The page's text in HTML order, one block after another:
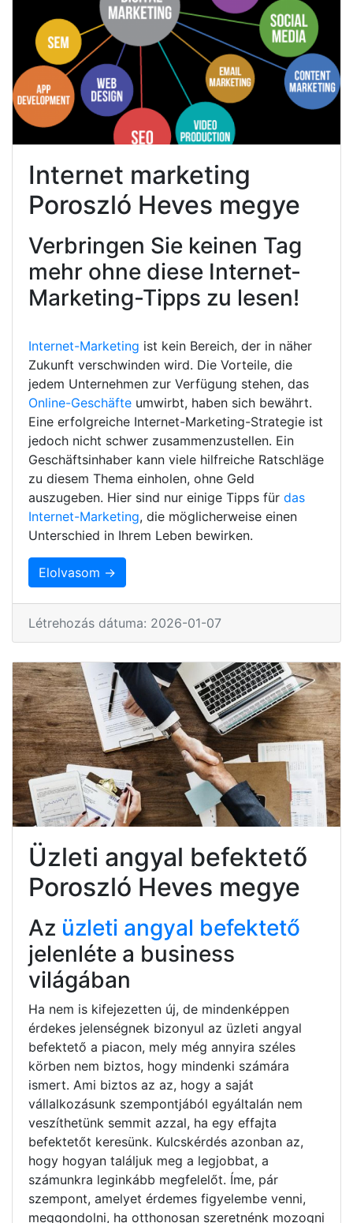
Internet marketing
Poroszló Heves megye
Verbringen Sie keinen Tag
mehr ohne diese Internet-
Marketing-Tipps zu lesen!
Internet-Marketing ist kein Bereich, der in näher
Zukunft verschwinden wird. Die Vorteile, die
jedem Unternehmen zur Verfügung stehen, das
Online-Geschäfte umwirbt, haben sich bewährt.
Eine erfolgreiche Internet-Marketing-Strategie ist
jedoch nicht schwer zusammenzustellen. Ein
Geschäftsinhaber kann viele hilfreiche Ratschläge
zu diesem Thema einholen, ohne Geld
auszugeben. Hier sind nur einige Tipps für das
Internet-Marketing, die möglicherweise einen
Unterschied in Ihrem Leben bewirken.
Elolvasom →
Létrehozás dátuma: 2026-01-07
Üzleti angyal befektető
Poroszló Heves megye
Az üzleti angyal befektető
jelenléte a business
világában
Ha nem is kifejezetten új, de mindenképpen
érdekes jelenségnek bizonyul az üzleti angyal
befektető a piacon, mely még annyira széles
körben nem biztos, hogy mindenki számára
ismert. Ami biztos az az, hogy a saját
vállalkozásunk szempontjából egyáltalán nem
veszíthetünk semmit azzal, ha egy effajta
befektetőt keresünk. Kulcskérdés azonban az,
hogy hogyan találjuk meg a legjobbat, a
számunkra leginkább megfelelőt. Íme, pár
szempont, amelyet érdemes figyelembe venni,
meggondolni, ha otthonosan szeretnénk mozogni